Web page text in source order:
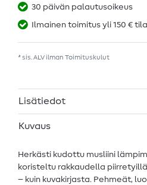
30 päivän palautusoikeus
Ilmainen toimitus yli 150 €
* sis. ALV ilman Toimituskulut
Lisätiedot
Kuvaus
Herkästi kudottu musliini
koristeltu rakkaudella
– kuin kuvakirjasta. Pehmeät,